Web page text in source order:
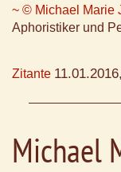
~ © Michael Marie
Aphoristiker und
Zitante
Michael